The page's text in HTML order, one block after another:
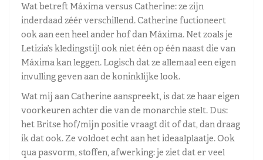
Wat betreft Máxima versus Catherine: ze zijn
inderdaad zéér verschillend. Catherine fuctioneert
ook aan een heel ander hof dan Máxima. Net zoals je
Letizia’s kledingstijl ook niet één op één naast die van
Máxima kan leggen. Logisch dat ze allemaal een eigen
invulling geven aan de koninklijke look.
Wat mij aan Catherine aanspreekt, is dat ze haar eigen
voorkeuren achter die van de monarchie stelt. Dus:
het Britse hof/mijn positie vraagt dit of dat, dan draag
ik dat ook. Ze voldoet echt aan het ideaalplaatje. Ook
qua pasvorm, stoffen, afwerking: je ziet dat er veel